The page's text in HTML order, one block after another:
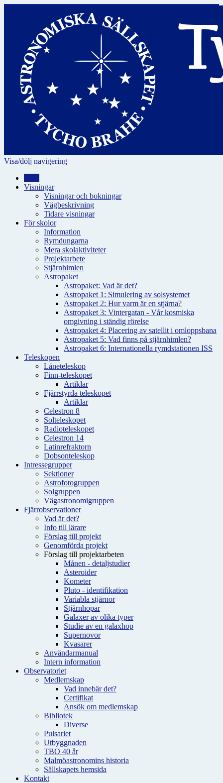
Visa/dölj navigering
Visningar
Visningar och bokningar
Vägbeskrivning
Tidare visningar
För skolor
Information
Rymdungarna
Mera skolaktiviteter
Projektarbete
Stjärnhimlen
Astropaket
Astropaket: Vad är det?
Astropaket 1: Simulering av solsystemet
Astropaket 2: Hur varm är en stjärna?
Astropaket 3: Vintergatan - Vår kosmiska
omgivning i ständig rörelse
Astropaket 4: Placering av satellit i omloppsbana
Astropaket 5: Vad finns på stjärnhimlen?
Astropaket 6: Internationella rymdstationen ISS
Teleskopen
Låneteleskop
Finn-teleskopet
Artiklar
Fjärrstyrda teleskopet
Artiklar
Celestron 8
Solteleskopet
Radioteleskopet
Celestron 14
Latinrefraktorn
Dobsonteleskop
Intressegrupper
Sektioner
Astrofotogruppen
Solgruppen
Vägastronomigruppen
Fjärrobservationer
Vad är det?
Info till lärare
Förslag till projekt
Genomförda projekt
Förslag till projektarbeten
Månen - detaljstudier
Asteroider
Kometer
Pluto - identifikation
Variabla stjärnor
Stjärnhopar
Galaxer av olika typer
Studie av en galaxhop
Supernovor
Kvasarer
Användarmanual
Intern information
Observatoriet
Medlemskap
Vad innebär det?
Certifikat
Ansök om medlemskap
Bibliotek
Diverse
Pulsariet
Utbyggnaden
TBO 40 år
Malmöastronomins historia
Sällskapets hemsida
Kontakt